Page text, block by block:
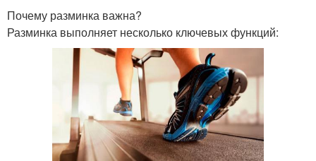
Почему разминка важна?
Разминка выполняет несколько ключевых функций: